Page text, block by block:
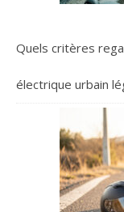
Quels critères
électrique urbain